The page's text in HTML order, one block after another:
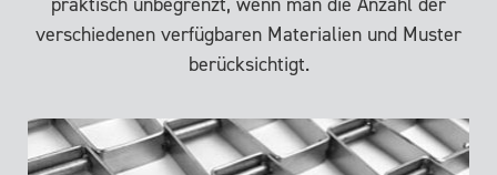
verschiedenen verfügbaren Materialien und Muster
berücksichtigt.